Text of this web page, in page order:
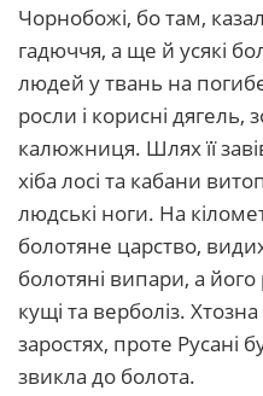
Чорнобожі, бо там,
гадюччя, а ще й усякі
людей у твань на
росли і корисні дягель,
калюжниця. Шлях її
хіба лосі та кабани
людські ноги. На
болотяне царство,
болотяні випари, а його
кущі та верболіз.
заростях, проте Русані
звикла до болота.